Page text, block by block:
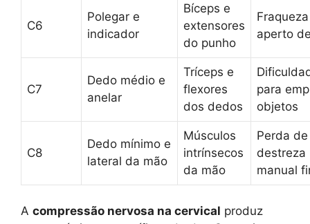
C6
Polegar e
indicador
Bíceps e
extensores
do punho
aperto
C7
Dedo médio e
anelar
Tríceps e
flexores
dos dedos
para
objetos
C8
Dedo mínimo e
lateral da mão
Músculos
intrínsecos
da mão
Perda de
destreza
manual
A compressão nervosa na cervical produz